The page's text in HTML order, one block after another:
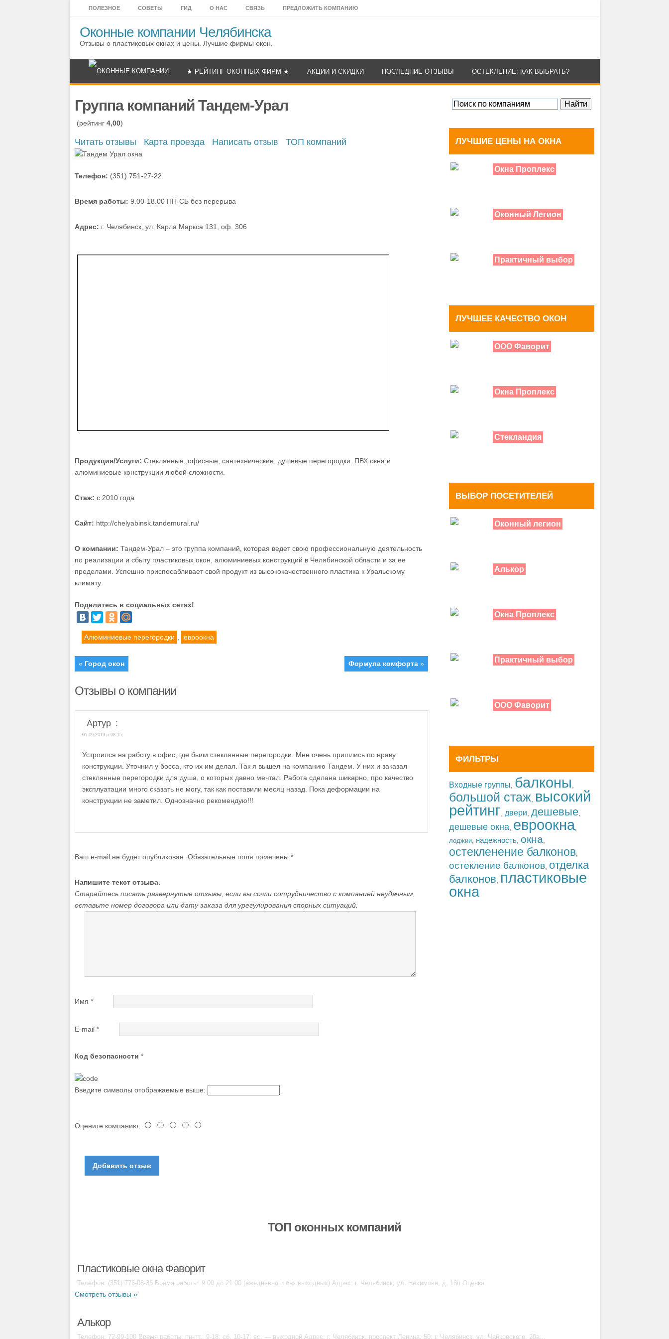
ПОЛЕЗНОЕ СОВЕТЫ ГИД О НАС СВЯЗЬ ПРЕДЛОЖИТЬ КОМПАНИЮ
Оконные компании Челябинска
Отзывы о пластиковых окнах и цены. Лучшие фирмы окон.
★ РЕЙТИНГ ОКОННЫХ ФИРМ ★ АКЦИИ И СКИДКИ ПОСЛЕДНИЕ ОТЗЫВЫ ОСТЕКЛЕНИЕ: КАК ВЫБРАТЬ?
Группа компаний Тандем-Урал
(рейтинг 4,00)
Читать отзывы Карта проезда Написать отзыв ТОП компаний
Телефон: (351) 751-27-22
Время работы: 9.00-18.00 ПН-СБ без перерыва
Адрес: г. Челябинск, ул. Карла Маркса 131, оф. 306
Продукция/Услуги: Стеклянные, офисные, сантехнические, душевые перегородки. ПВХ окна и
алюминиевые конструкции любой сложности.
Стаж: с 2010 года
Сайт: http://chelyabinsk.tandemural.ru/
О компании: Тандем-Урал – это группа компаний, которая ведет свою профессиональную деятельность
по реализации и сбыту пластиковых окон, алюминиевых конструкций в Челябинской области и за ее
пределами. Успешно приспосабливает свой продукт из высококачественного пластика к Уральскому
климату.
Поделитесь в социальных сетях!
Алюминиевые перегородки евроокна
« Город окон Формула комфорта »
Отзывы о компании
Артур :
05.09.2019 в 08:15
Устроился на работу в офис, где были стеклянные перегородки. Мне очень пришлись по нраву
конструкции. Уточнил у босса, кто их им делал. Так я вышел на компанию Тандем. У них и заказал
стеклянные перегородки для душа, о которых давно мечтал. Работа сделана шикарно, про качество
эксплуатации много сказать не могу, так как поставили месяц назад. Пока деформации на
конструкции не заметил. Однозначно рекомендую!!!
Ваш e-mail не будет опубликован. Обязательные поля помечены *
Напишите текст отзыва.
Старайтесь писать развернутые отзывы, если вы сочли сотрудничество с компанией неудачным,
оставьте номер договора или дату заказа для урегулирования спорных ситуаций.
Имя *
E-mail *
Код безопасности *
Введите символы отображаемые выше:
Оцените компанию:
ЛУЧШИЕ ЦЕНЫ НА ОКНА
Окна Проплекс
Оконный Легион
Практичный выбор
ЛУЧШЕЕ КАЧЕСТВО ОКОН
ООО Фаворит
Окна Проплекс
Стекландия
ВЫБОР ПОСЕТИТЕЛЕЙ
Оконный легион
Алькор
Окна Проплекс
Практичный выбор
ООО Фаворит
ФИЛЬТРЫ
Входные группы балконы
большой стаж высокий
рейтинг двери дешевые,
дешевые окна евроокна,
лоджии, надежность, окна,
остекленение балконов,
остекление балконов, отделка
балконов пластиковые
окна
ТОП оконных компаний
Пластиковые окна Фаворит
Телефон: (351) 776-08-36 Время работы: 9:00 до 21:00 (ежедневно и без выходных) Адрес: г. Челябинск, ул. Нахимова, д. 18п Оценка:
Смотреть отзывы »
Алькор
Телефон: 72-99-100 Время работы: пн-пт.: 9-18; сб. 10-17; вс. — выходной Адрес: г. Челябинск, проспект Ленина, 50; г. Челябинск, ул. Чайковского, 20а...